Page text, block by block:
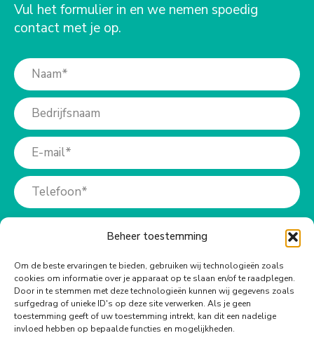
Beheer toestemming
Om de beste ervaringen te bieden, gebruiken wij technologieën zoals
cookies om informatie over je apparaat op te slaan en/of te raadplegen.
Door in te stemmen met deze technologieën kunnen wij gegevens zoals
surfgedrag of unieke ID's op deze site verwerken. Als je geen
toestemming geeft of uw toestemming intrekt, kan dit een nadelige
invloed hebben op bepaalde functies en mogelijkheden.
Vul het formulier in en we nemen spoedig
contact met je op.
Meer info?
Bel ons op: